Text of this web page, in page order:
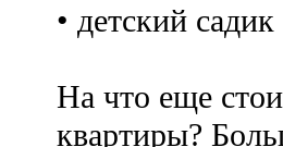
• детский
На что еще
квартиры?